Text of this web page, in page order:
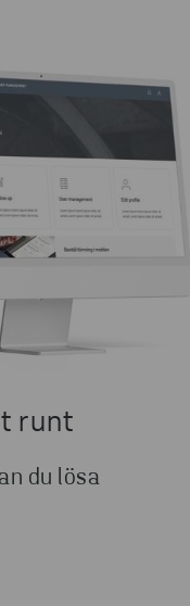
runt
du lösa